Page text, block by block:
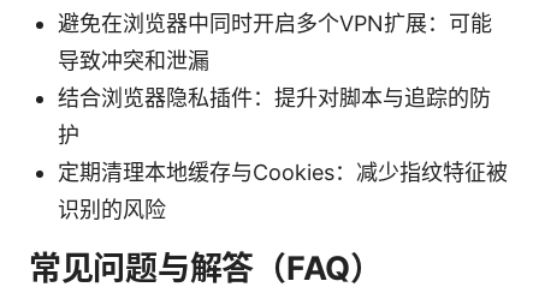
避免在浏览器中同时开启多个VPN扩展：可能
导致冲突和泄漏
结合浏览器隐私插件：提升对脚本与追踪的防
护
定期清理本地缓存与Cookies：减少指纹特征被
识别的风险
常见问题与解答（FAQ）